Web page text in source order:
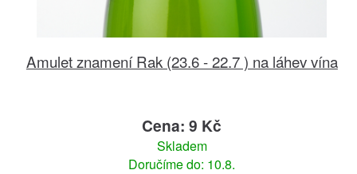
Amulet znamení Rak (23.6 - 22.7 ) na láhev vína
Cena: 9 Kč
Skladem
Doručíme do: 10.8.